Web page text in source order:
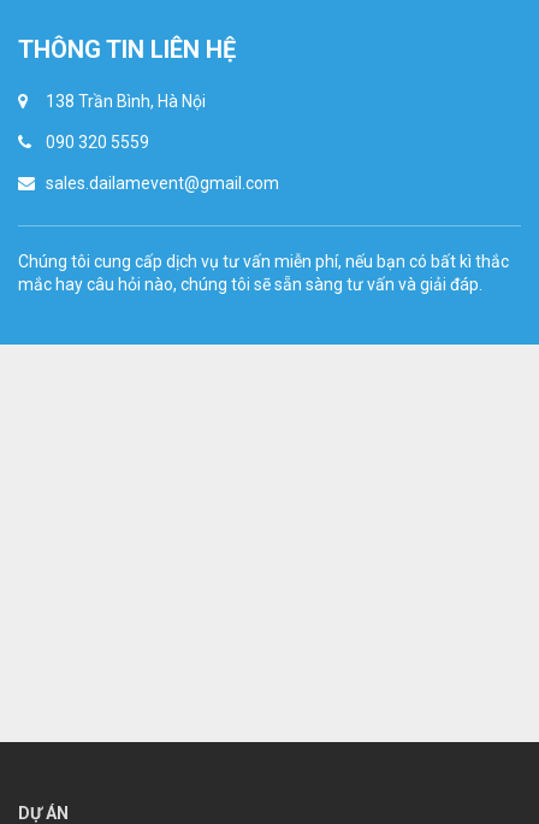
THÔNG TIN LIÊN HỆ
138 Trần Bình, Hà Nội
090 320 5559
sales.dailamevent@gmail.com
Chúng tôi cung cấp dịch vụ tư vấn miễn phí, nếu bạn có bất kì thắc
mắc hay câu hỏi nào, chúng tôi sẽ sẵn sàng tư vấn và giải đáp.
DỰ ÁN